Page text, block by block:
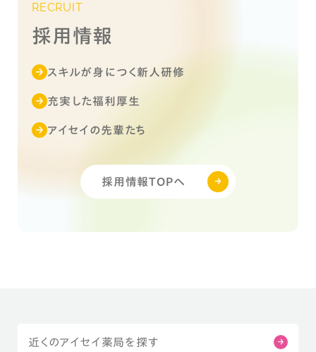
RECRUIT
採用情報
スキルが身につく新人研修
充実した福利厚生
アイセイの先輩たち
採用情報TOPへ
近くのアイセイ薬局を探す